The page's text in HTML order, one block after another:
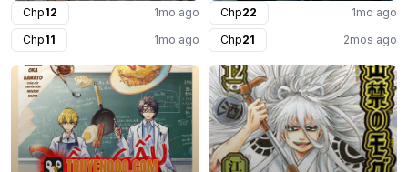
Chp12
1mo ago
Chp11 1mo ago
Chp22
1mo ago
Chp21 2mos ago